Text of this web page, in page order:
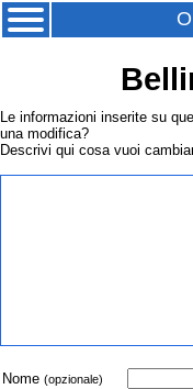
Le informazioni inserite su
una modifica?
Descrivi qui cosa vuoi
Nome (opzionale)